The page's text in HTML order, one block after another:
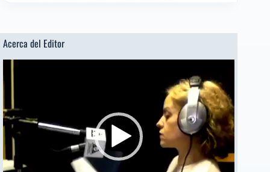
NIÑOS
DE
Pedro
Serrano
[Poeta
sugerido]
Acerca del Editor
de
vídeo